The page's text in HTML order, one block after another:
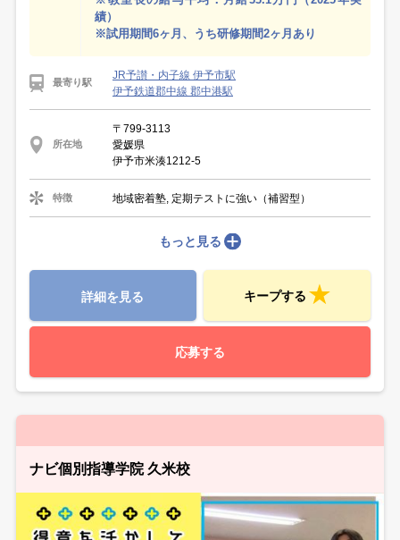
績）
※試用期間6ヶ月、うち研修期間2ヶ月あり
最寄り駅
JR予讃・内子線 伊予市駅
伊予鉄道郡中線 郡中港駅
所在地
〒799-3113
愛媛県
伊予市米湊1212-5
特徴 地域密着塾, 定期テストに強い（補習型）
もっと見る
詳細を見る キープする
応募する
ナビ個別指導学院 久米校